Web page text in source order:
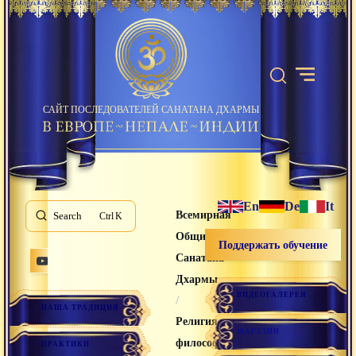
САЙТ ПОСЛЕДОВАТЕЛЕЙ САНАТАНА ДХАРМЫ
Search K
НАША ТРАДИЦИЯ
ПРАКТИКИ
Всемирная
Община
Санатана
Дхармы
/
Религия и
философия
En De It
Поддержать обучение
ВИДЕОГАЛЕРЕЯ
МАГАЗИН